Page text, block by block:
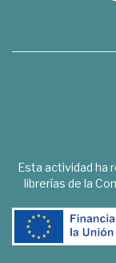
Esta actividad ha
librerías de la